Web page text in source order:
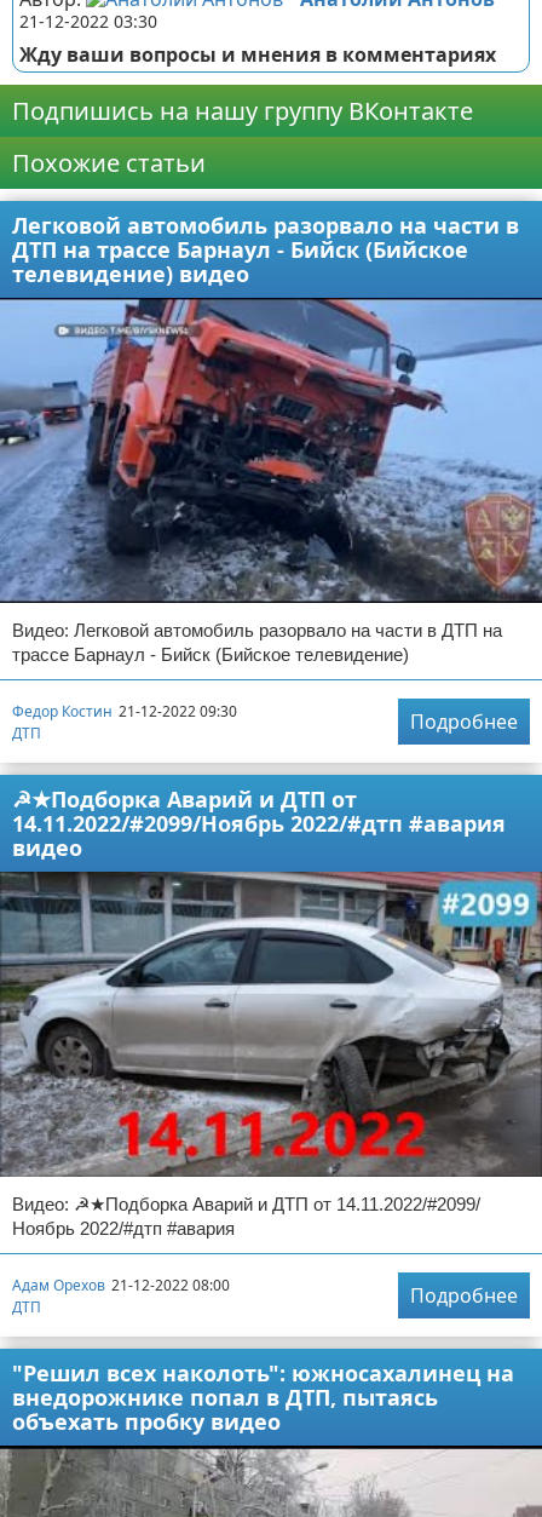
21-12-2022 03:30
Жду ваши вопросы и мнения в комментариях
Подпишись на нашу группу ВКонтакте
Похожие статьи
Легковой автомобиль разорвало на части в
ДТП на трассе Барнаул - Бийск (Бийское
телевидение) видео
Видео: Легковой автомобиль разорвало на части в ДТП на
трассе Барнаул - Бийск (Бийское телевидение)
Федор Костин 21-12-2022 09:30
ДТП
Подробнее
☭★Подборка Аварий и ДТП от
14.11.2022/#2099/Ноябрь 2022/#дтп #авария
видео
Видео: ☭★Подборка Аварий и ДТП от 14.11.2022/#2099/
Ноябрь 2022/#дтп #авария
Адам Орехов 21-12-2022 08:00
ДТП
Подробнее
"Решил всех наколоть": южносахалинец на
внедорожнике попал в ДТП, пытаясь
объехать пробку видео